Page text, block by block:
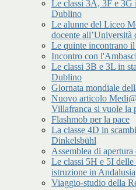
Le classi 3A, 3F e 3G
Dublino
Le alunne del Liceo
docente all’Università
Le quinte incontrano
Incontro con
Le classi 3B e 3L in
Dublino
Giornata mondiale
Nuovo articolo
Villafranca si vuole la
Flashmob per la pace
La classe 4D in
Dinkelsbühl
Assemblea di
Le classi 5H e 5I
istruzione in Andalusia
Viaggio-studio della